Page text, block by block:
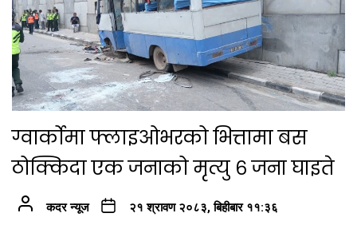
ग्वार्कोमा फ्लाइओभरको भित्तामा बस
ठोक्किदा एक जनाको मृत्यु ६ जना घाइते
कदर न्यूज २१ श्रावण २०८३, बिहीबार ११:३६